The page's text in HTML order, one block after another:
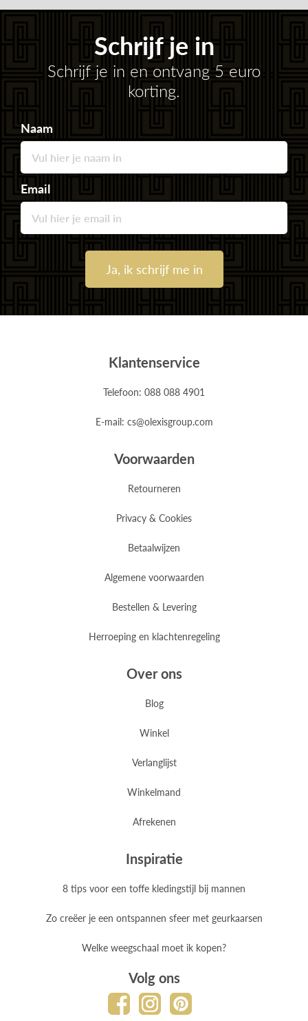
Schrijf je in
Schrijf je in en ontvang 5 euro
korting.
Naam
Email
Ja, ik schrijf me in
Klantenservice
Telefoon: 088 088 4901
E-mail: cs@olexisgroup.com
Voorwaarden
Retourneren
Privacy & Cookies
Betaalwijzen
Algemene voorwaarden
Bestellen & Levering
Herroeping en klachtenregeling
Over ons
Blog
Winkel
Verlanglijst
Winkelmand
Afrekenen
Inspiratie
8 tips voor een toffe kledingstijl bij mannen
Zo creëer je een ontspannen sfeer met geurkaarsen
Welke weegschaal moet ik kopen?
Volg ons